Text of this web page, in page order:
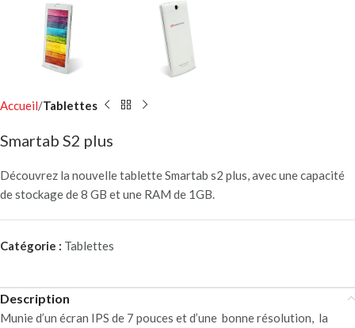
Accueil Tablettes
Smartab S2 plus
Découvrez la nouvelle tablette Smartab s2 plus, avec une capacité
de stockage de 8 GB et une RAM de 1GB.
Catégorie : Tablettes
Description
Munie d’un écran IPS de 7 pouces et d’une bonne résolution, la